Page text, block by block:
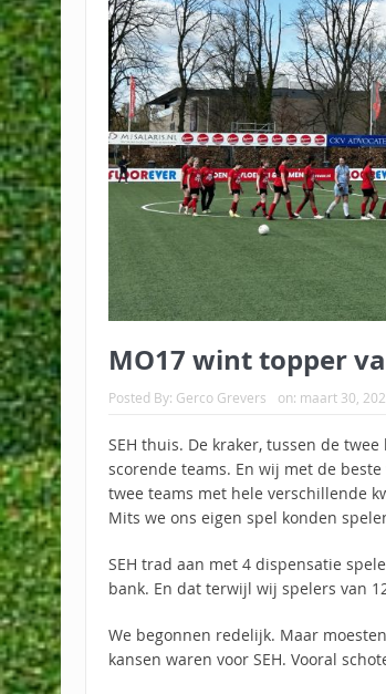
MO17 wint topper
Posted By: Gerco Grevers on: maart 30,
SEH thuis. De kraker, tussen de
scorende teams. En wij met de
twee teams met hele verschillende
Mits we ons eigen spel konden
SEH trad aan met 4 dispensatie
bank. En dat terwijl wij spelers van
We begonnen redelijk. Maar
kansen waren voor SEH. Vooral